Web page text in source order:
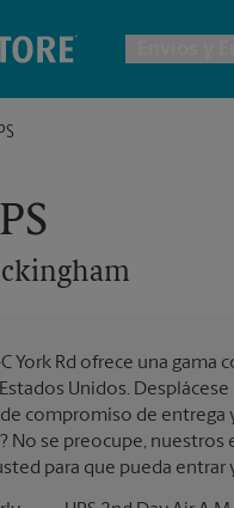
York Rd ofrece una
Unidos.
compromiso de entrega
No se preocupe,
para que pueda entrar